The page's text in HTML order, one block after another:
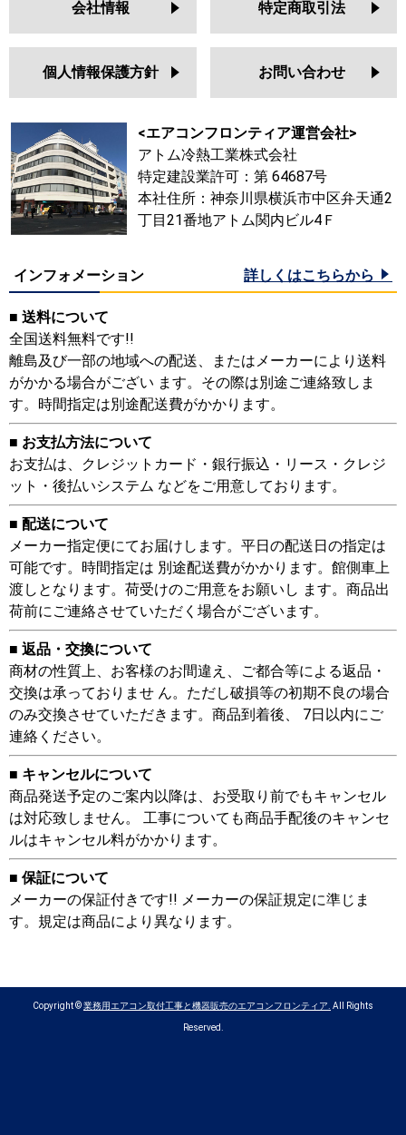
会社情報 特定商取引法
個人情報保護方針 お問い合わせ
<エアコンフロンティア運営会社>
アトム冷熱工業株式会社
特定建設業許可：第 64687号
本社住所：神奈川県横浜市中区弁天通2
丁目21番地アトム関内ビル4Ｆ
インフォメーション 詳しくはこちらから
■ 送料について
全国送料無料です!!
離島及び一部の地域への配送、またはメーカーにより送料
がかかる場合がござい ます。その際は別途ご連絡致しま
す。時間指定は別途配送費がかかります。
■ お支払方法について
お支払は、クレジットカード・銀行振込・リース・クレジ
ット・後払いシステム などをご用意しております。
■ 配送について
メーカー指定便にてお届けします。平日の配送日の指定は
可能です。時間指定は 別途配送費がかかります。館側車上
渡しとなります。荷受けのご用意をお願いし ます。商品出
荷前にご連絡させていただく場合がございます。
■ 返品・交換について
商材の性質上、お客様のお間違え、ご都合等による返品・
交換は承っておりませ ん。ただし破損等の初期不良の場合
のみ交換させていただきます。商品到着後、 7日以内にご
連絡ください。
■ キャンセルについて
商品発送予定のご案内以降は、お受取り前でもキャンセル
は対応致しません。 工事についても商品手配後のキャンセ
ルはキャンセル料がかかります。
■ 保証について
メーカーの保証付きです!! メーカーの保証規定に準じま
す。規定は商品により異なります。
Copyright ©業務用エアコン取付工事と機器販売のエアコンフロンティア. All Rights
Reserved.